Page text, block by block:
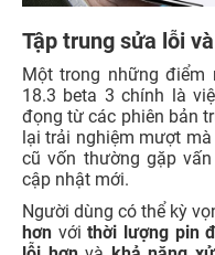
Tập trung sửa lỗi
Một trong những điểm
18.3 beta 3 chính là
đọng từ các phiên bản
lại trải nghiệm mượt
cũ vốn thường gặp
cập nhật mới.
Người dùng có thể kỳ
hơn vớithời lượng pin